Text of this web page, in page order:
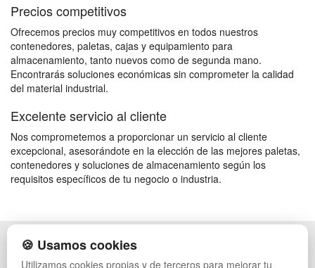
Precios competitivos
Ofrecemos precios muy competitivos en todos nuestros
contenedores, paletas, cajas y equipamiento para
almacenamiento, tanto nuevos como de segunda mano.
Encontrarás soluciones económicas sin comprometer la calidad
del material industrial.
Excelente servicio al cliente
Nos comprometemos a proporcionar un servicio al cliente
excepcional, asesorándote en la elección de las mejores paletas,
contenedores y soluciones de almacenamiento según los
requisitos específicos de tu negocio o industria.
POLÍTICA DE PRIVACIDAD
CONDICIONES DE USO
🍪 Usamos cookies
Utilizamos cookies propias y de terceros para mejorar tu